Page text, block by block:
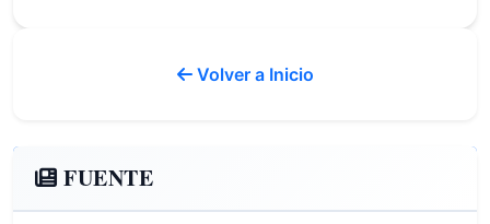
Volver a Inicio
FUENTE